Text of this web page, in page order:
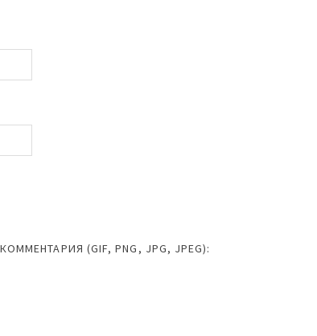
(GIF, PNG, JPG, JPEG):